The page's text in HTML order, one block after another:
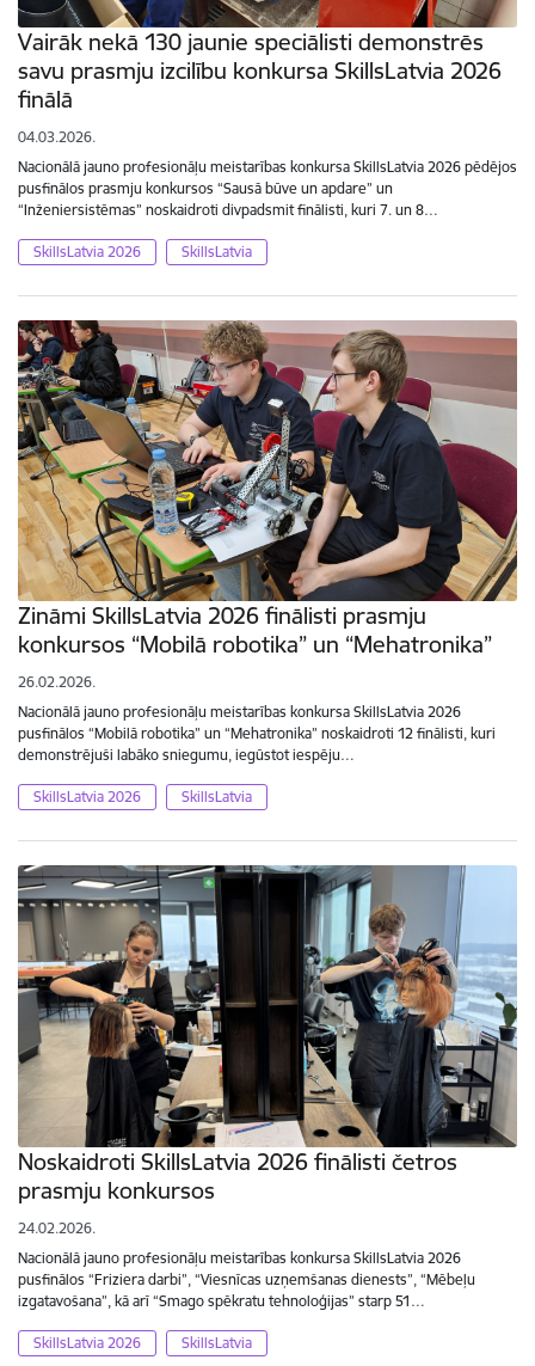
Vairāk nekā 130 jaunie speciālisti demonstrēs
savu prasmju izcilību konkursa SkillsLatvia 2026
finālā
04.03.2026.
Nacionālā jauno profesionāļu meistarības konkursa SkillsLatvia 2026 pēdējos
pusfinālos prasmju konkursos “Sausā būve un apdare” un
“Inženiersistēmas” noskaidroti divpadsmit finālisti, kuri 7. un 8…
SkillsLatvia 2026 SkillsLatvia
Zināmi SkillsLatvia 2026 finālisti prasmju
konkursos “Mobilā robotika” un “Mehatronika”
26.02.2026.
Nacionālā jauno profesionāļu meistarības konkursa SkillsLatvia 2026
pusfinālos “Mobilā robotika” un “Mehatronika” noskaidroti 12 finālisti, kuri
demonstrējuši labāko sniegumu, iegūstot iespēju…
SkillsLatvia 2026 SkillsLatvia
Noskaidroti SkillsLatvia 2026 finālisti četros
prasmju konkursos
24.02.2026.
Nacionālā jauno profesionāļu meistarības konkursa SkillsLatvia 2026
pusfinālos “Friziera darbi”, “Viesnīcas uzņemšanas dienests”, “Mēbeļu
izgatavošana”, kā arī “Smago spēkratu tehnoloģijas” starp 51…
SkillsLatvia 2026 SkillsLatvia